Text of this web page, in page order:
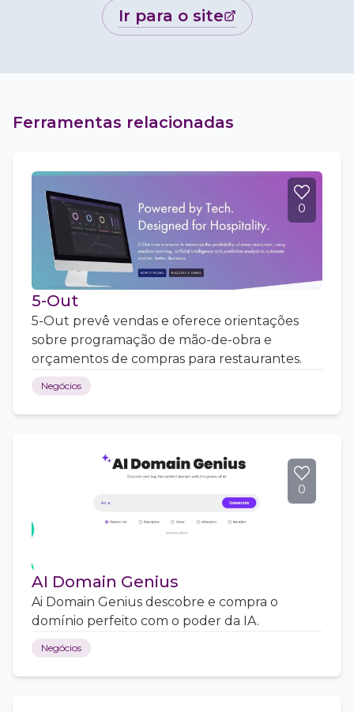
ir para o site
Ferramentas relacionadas
0
5-Out
5-Out prevê vendas e oferece orientações
sobre programação de mão-de-obra e
orçamentos de compras para restaurantes.
Negócios
0
AI Domain Genius
Ai Domain Genius descobre e compra o
domínio perfeito com o poder da IA.
Negócios